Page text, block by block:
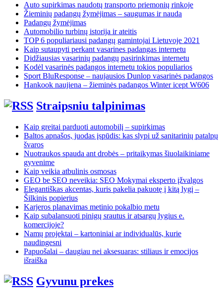
Auto supirkimas naudotų transporto priemonių rinkoje
Žieminių padangų žymėjimas – saugumas ir nauda
Padangų žymėjimas
Automobilio turbinų istorija ir ateitis
TOP 6 populiariausi padangų gamintojai Lietuvoje 2021
Kaip sutaupyti perkant vasarines padangas internetu
Didžiausias vasarinių padangų pasirinkimas internetu
Kodėl vasarinės padangos internetu tokios populiarios
Sport BluResponse – naujausios Dunlop vasarinės padangos
Hankook naujiena – žieminės padangos Winter icept W606
Straipsniu talpinimas
Kaip greitai parduoti automobilį – supirkimas
Baltos apnašos, juodas įspūdis: kas slypi už sanitarinių patalpų
švaros
Nuotraukos spauda ant drobės – pritaikymas šiuolaikiniame
gyvenime
Kaip veikia atbulinis osmosas
GEO be SEO neveikia: SEO Mokymai eksperto įžvalgos
Elegantiškas akcentas, kuris pakelia pakuotę į kitą lygį –
Šilkinis popierius
Karjeros planavimas metinio pokalbio metu
Kaip subalansuoti pinigų srautus ir atsargų lygius e.
komercijoje?
Namų projektai – kartoniniai ar individualūs, kurie
naudingesni
Papuošalai – daugiau nei aksesuaras: stiliaus ir emocijos
išraiška
Gyvunu prekes